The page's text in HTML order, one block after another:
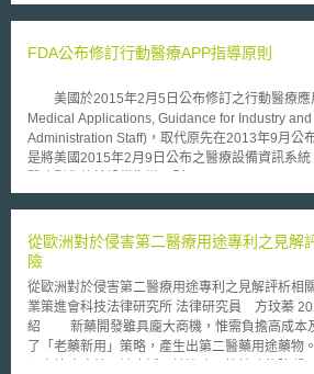
員（使用者）可對供應商進行評分。 2025年1月25日英國政府公布「數位
年於數位技術支出超過260億英鎊（約等於新台
中指出英國二級醫療機構及地方議會仍各自辦理
購，因此採購時各機關錯失了與供應商議價的能
主管表示，其所在的部門有能力追蹤並確保供應
價值。 國家數位交易所係由創新科技部進行審核與管理，需求機關可自國
家數位交易所購買所需之數位工具，上架之數位
求透過人工智慧與供應商進行配對，藉由國家數
數位交易所目標於3年內將參與政府採購的中小型
國數位發展部及經濟部現行亦有針對軟體、資訊
辦理共同供應契約，供全國公務機關參與訂購，
辦理採購案所花費時間及人力，透過複數決標的
較多的供應商供機關選擇，同時提升供應商的曝
業發展。英國新設立之國家數位交易所後續制度
追蹤。
FDA公布修訂行動醫療APP指導原則
美國於2015年2月5日公布修訂之行動醫療應
Medical Applications, Guidance for Industry
Administration Staff)，取代原先在2013年9月公
是將美國2015年2月9日公布之醫療設備資訊系
Storage Devices, and Medical Image
中。 2015年2月9日公布之醫療設備資訊系統、醫療影像儲存設備及醫
療影像傳輸設備指導原則，擬降低FDA的管理程
針對部分醫療設備資訊系統、醫療影像儲存設備
屬於第一級低風險之醫療器材，得不受ㄧ般管制
報告及品質系統法規遵守等。原先，美國於2011
從第三級之高風險醫療器材，降低為第一級低風
間的使用經驗後，FDA認為，此等醫療器材設備
從歐洲對於侵害第二醫療用途專利之見解
險
從歐洲對於侵害第二醫療用途專利之見解評析相關產
業策進會科技法律研究所 法律研究員 方玟蓁 2018年6月19日 壹、背景介
紹 新藥開發雖具龐大商機，惟需負擔高成本及高失敗風險，因此出現
了「老藥新用」策略，產生出第二醫藥用途藥物